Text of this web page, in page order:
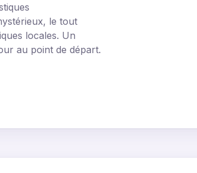
le tout
locales. Un
au point de départ.